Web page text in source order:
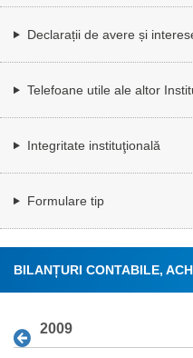
Declarații de avere și
Telefoane utile ale altor
Integritate instituţională
Formulare tip
BILANȚURI CONTABILE,
2009